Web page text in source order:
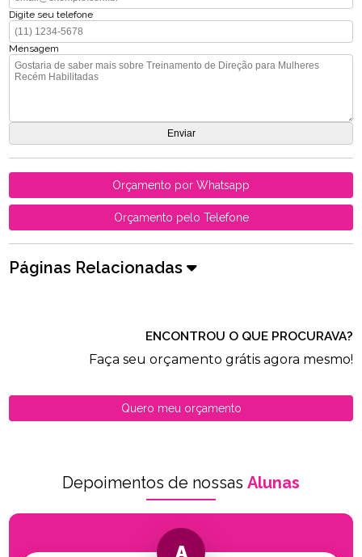
Digite seu telefone
Mensagem
Orçamento por Whatsapp
Orçamento pelo Telefone
Páginas Relacionadas
ENCONTROU O QUE PROCURAVA?
Faça seu orçamento grátis agora mesmo!
Quero meu orçamento
Depoimentos de nossas Alunas